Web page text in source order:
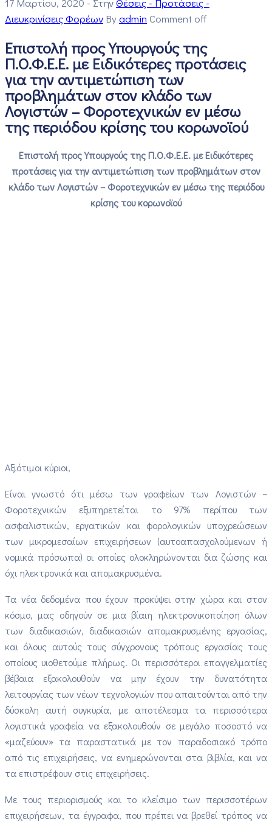
Διευκρινίσεις Φορέων Byadmin Comment off
Επιστολή προς Υπουργούς της
Π.Ο.Φ.Ε.Ε. με Ειδικότερες προτάσεις
για την αντιμετώπιση των
προβλημάτων στον κλάδο των
Λογιστών – Φοροτεχνικών εν μέσω
της περιόδου κρίσης του κορωνοϊού
Επιστολή προς Υπουργούς της Π.Ο.Φ.Ε.Ε. με Ειδικότερες
προτάσεις για την αντιμετώπιση των προβλημάτων στον
κλάδο των Λογιστών – Φοροτεχνικών εν μέσω της περιόδου
κρίσης του κορωνοϊού
Αξιότιμοι κύριοι,
Είναι γνωστό ότι μέσω των γραφείων των Λογιστών –
Φοροτεχνικών εξυπηρετείται το 97% περίπου των
ασφαλιστικών, εργατικών και φορολογικών υποχρεώσεων
των μικρομεσαίων επιχειρήσεων (αυτοαπασχολούμενων ή
νομικά πρόσωπα) οι οποίες ολοκληρώνονται δια ζώσης και
όχι ηλεκτρονικά και απομακρυσμένα.
Τα νέα δεδομένα που έχουν προκύψει στην χώρα και στον
κόσμο, μας οδηγούν σε μια βίαιη ηλεκτρονικοποίηση όλων
των διαδικασιών, διαδικασιών απομακρυσμένης εργασίας,
και όλους αυτούς τους σύγχρονους τρόπους εργασίας τους
οποίους υιοθετούμε πλήρως. Οι περισσότεροι επαγγελματίες
βέβαια εξακολουθούν να μην έχουν την δυνατότητα
λειτουργίας των νέων τεχνολογιών που απαιτούνται από την
δύσκολη αυτή συγκυρία, με αποτέλεσμα τα περισσότερα
λογιστικά γραφεία να εξακολουθούν σε μεγάλο ποσοστό να
«μαζεύουν» τα παραστατικά με τον παραδοσιακό τρόπο
από τις επιχειρήσεις, να ενημερώνονται στα βιβλία, και να
τα επιστρέφουν στις επιχειρήσεις.
Με τους περιορισμούς και το κλείσιμο των περισσοτέρων
επιχειρήσεων, τα έγγραφα, που πρέπει να βρεθεί τρόπος να